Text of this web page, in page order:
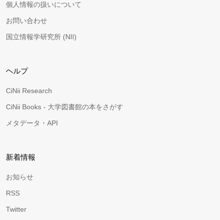
個人情報の扱いについて
お問い合わせ
国立情報学研究所 (NII)
ヘルプ
CiNii Research
CiNii Books - 大学図書館の本をさがす
メタデータ・API
新着情報
お知らせ
RSS
Twitter